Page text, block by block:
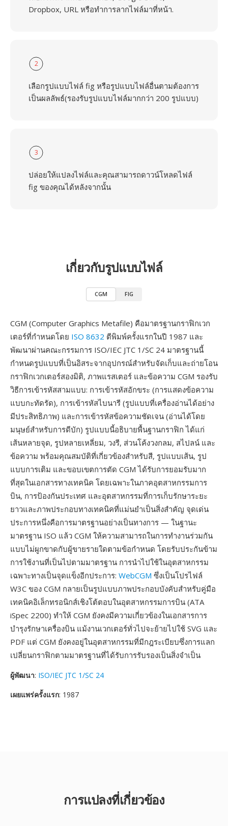
Dropbox, URL หรือทำการลากไฟล์มาที่หน้า.
2
เลือกรูปแบบไฟล์ fig หรือรูปแบบไฟล์อื่นตามต้องการ
เป็นผลลัพธ์(รองรับรูปแบบไฟล์มากกว่า 200 รูปแบบ)
3
ปล่อยให้แปลงไฟล์และคุณสามารถดาวน์โหลดไฟล์
fig ของคุณได้หลังจากนั้น
เกี่ยวกับรูปแบบไฟล์
CGM FIG
CGM (Computer Graphics Metafile) คือมาตรฐานกราฟิกเวก
เตอร์ที่กำหนดโดย ISO 8632 ตีพิมพ์ครั้งแรกในปี 1987 และ
พัฒนาผ่านคณะกรรมการ ISO/IEC JTC 1/SC 24 มาตรฐานนี้
กำหนดรูปแบบที่เป็นอิสระจากอุปกรณ์สำหรับจัดเก็บและถ่ายโอน
กราฟิกเวกเตอร์สองมิติ, ภาพแรสเตอร์ และข้อความ CGM รองรับ
วิธีการเข้ารหัสสามแบบ: การเข้ารหัสอักขระ (การแสดงข้อความ
แบบกะทัดรัด), การเข้ารหัสไบนารี (รูปแบบที่เครื่องอ่านได้อย่าง
มีประสิทธิภาพ) และการเข้ารหัสข้อความชัดเจน (อ่านได้โดย
มนุษย์สำหรับการดีบัก) รูปแบบนี้อธิบายพื้นฐานกราฟิก ได้แก่
เส้นหลายจุด, รูปหลายเหลี่ยม, วงรี, ส่วนโค้งวงกลม, สไปลน์ และ
ข้อความ พร้อมคุณสมบัติที่เกี่ยวข้องสำหรับสี, รูปแบบเส้น, รูป
แบบการเติม และขอบเขตการตัด CGM ได้รับการยอมรับมาก
ที่สุดในเอกสารทางเทคนิค โดยเฉพาะในภาคอุตสาหกรรมการ
บิน, การป้องกันประเทศ และอุตสาหกรรมที่การเก็บรักษาระยะ
ยาวและภาพประกอบทางเทคนิคที่แม่นยำเป็นสิ่งสำคัญ จุดเด่น
ประการหนึ่งคือการมาตรฐานอย่างเป็นทางการ — ในฐานะ
มาตรฐาน ISO แล้ว CGM ให้ความสามารถในการทำงานร่วมกัน
แบบไม่ผูกขาดกับผู้ขายรายใดตามข้อกำหนด โดยรับประกันข้าม
การใช้งานที่เป็นไปตามมาตรฐาน การนำไปใช้ในอุตสาหกรรม
เฉพาะทางเป็นจุดแข็งอีกประการ: WebCGM ซึ่งเป็นโปรไฟล์
W3C ของ CGM กลายเป็นรูปแบบภาพประกอบบังคับสำหรับคู่มือ
เทคนิคอิเล็กทรอนิกส์เชิงโต้ตอบในอุตสาหกรรมการบิน (ATA
iSpec 2200) ทำให้ CGM ยังคงมีความเกี่ยวข้องในเอกสารการ
บำรุงรักษาเครื่องบิน แม้งานเวกเตอร์ทั่วไปจะย้ายไปใช้ SVG และ
PDF แต่ CGM ยังคงอยู่ในอุตสาหกรรมที่มีกฎระเบียบซึ่งการแลก
เปลี่ยนกราฟิกตามมาตรฐานที่ได้รับการรับรองเป็นสิ่งจำเป็น
ผู้พัฒนา: ISO/IEC JTC 1/SC 24
เผยแพร่ครั้งแรก: 1987
การแปลงที่เกี่ยวข้อง